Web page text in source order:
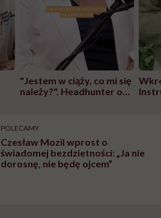
"Jestem w ciąży, co mi się
należy?". Headhunter o
pracy
POLECAMY
Czesław Mozil wprost o
świadomej bezdzietności: „Ja nie
dorosnę, nie będę ojcem”